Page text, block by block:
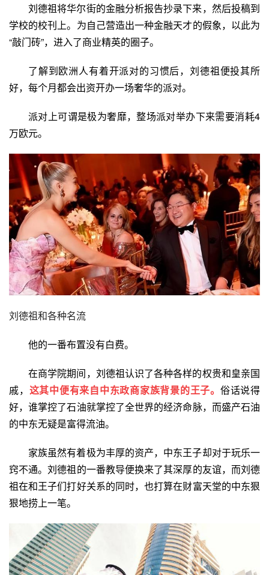
刘德祖将华尔街的金融分析报告抄录下来，然后投稿到
学校的校刊上。为自己营造出一种金融天才的假象，以此为
“敲门砖”，进入了商业精英的圈子。
了解到欧洲人有着开派对的习惯后，刘德祖便投其所
好，每个月都会出资开办一场奢华的派对。
派对上可谓是极为奢靡，整场派对举办下来需要消耗4
万欧元。
刘德祖和各种名流
他的一番布置没有白费。
在商学院期间，刘德祖认识了各种各样的权贵和皇亲国
戚， 这其中便有来自中东政商家族背景的王子。 俗话说得
好，谁掌控了石油就掌控了全世界的经济命脉，而盛产石油
的中东无疑是富得流油。
家族虽然有着极为丰厚的资产，中东王子却对于玩乐一
窍不通。刘德祖的一番教导便换来了其深厚的友谊，而刘德
祖在和王子们打好关系的同时，也打算在财富天堂的中东狠
狠地捞上一笔。